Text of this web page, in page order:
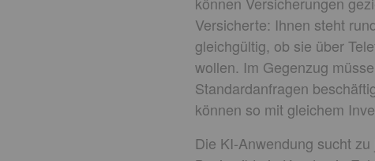
Versicherte: Ihnen steht
gleichgültig, ob sie über
wollen. Im Gegenzug
Standardanfragen
können so mit gleichem
Die KI-Anwendung sucht